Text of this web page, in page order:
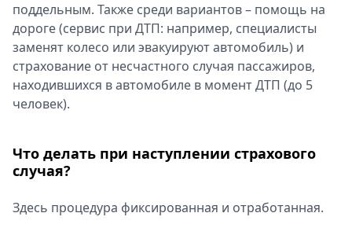
поддельным. Также среди вариантов – помощь на
дороге (сервис при ДТП: например, специалисты
заменят колесо или эвакуируют автомобиль) и
страхование от несчастного случая пассажиров,
находившихся в автомобиле в момент ДТП (до 5
человек).
Что делать при наступлении страхового
случая?
Здесь процедура фиксированная и отработанная.